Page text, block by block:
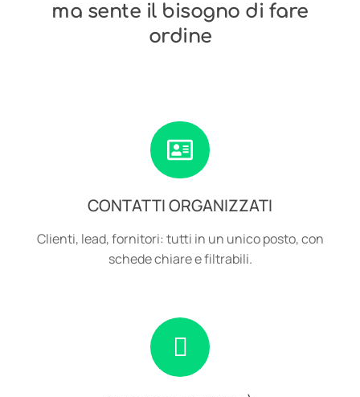
ma sente il bisogno di fare
ordine
CONTATTI ORGANIZZATI
Clienti, lead, fornitori: tutti in un unico posto, con
schede chiare e filtrabili.